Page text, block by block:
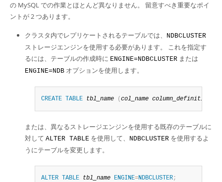
の MySQL での作業とほとんど異なりません。 留意すべき重要なポイ
ントが 2 つあります。
クラスタ内でレプリケートされるテーブルでは、 NDBCLUSTER
ストレージエンジンを使用する必要があります。 これを指定す
るには、テーブルの作成時に ENGINE=NDBCLUSTER または
ENGINE=NDB オプションを使用します。
CREATE TABLE tbl_name ( col_name column_definitions
または、異なるストレージエンジンを使用する既存のテーブルに
対して ALTER TABLE を使用して、 NDBCLUSTER を使用するよ
うにテーブルを変更します。
ALTER TABLE tbl_name ENGINE=NDBCLUSTER;